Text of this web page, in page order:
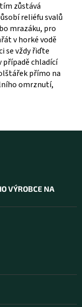
zůstává
reliéfu svalů
mrazáku, pro
v horké vodě
se vždy řiďte
chladící
přímo na
omrznutí,
VÝROBCE NA